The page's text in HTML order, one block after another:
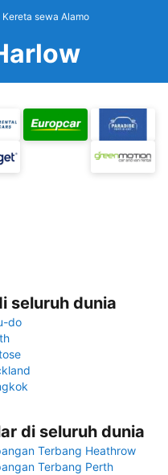
Kereta sewa Alamo
seluruh dunia
do
di seluruh dunia
Terbang Heathrow
Terbang Perth